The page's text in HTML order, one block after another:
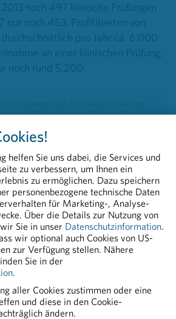
noch 497 klinische Prüfungen
nur noch 453. Profititierten von
durchschnittlich pro Jahr ca. 6.000
an einer klinischen Prüfung,
noch rund 5.200:
klinische Forschung in
Österreich
helfen Sie uns dabei, die Services und
zu verbessern, um Ihnen ein
zu ermöglichen. Dazu speichern
personenbezogene technische Daten
für Marketing-, Analyse-
Über die Details zur Nutzung von
Sie in unser Datenschutzinformation.
wir optional auch Cookies von US-
zur Verfügung stellen. Nähere
Sie in der
.
aller Cookies zustimmen oder eine
und diese in den Cookie-
ändern.